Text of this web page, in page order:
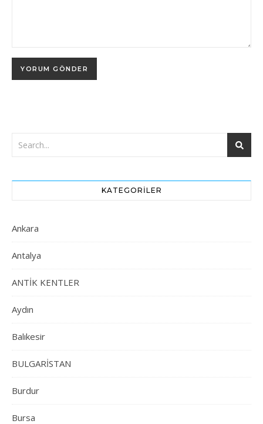
KATEGORILER
Ankara
Antalya
ANTİK KENTLER
Aydın
Balıkesir
BULGARİSTAN
Burdur
Bursa